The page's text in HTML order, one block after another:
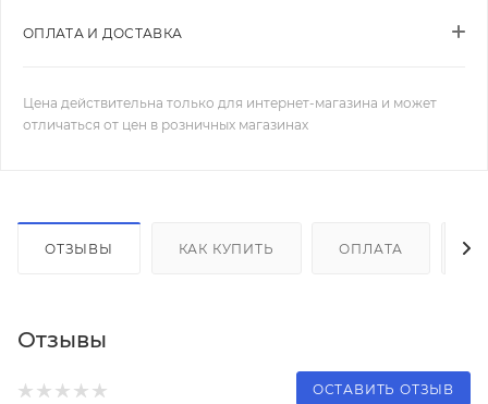
ОПЛАТА И ДОСТАВКА
Цена действительна только для интернет-магазина и может
отличаться от цен в розничных магазинах
ОТЗЫВЫ КАК КУПИТЬ ОПЛАТА
Отзывы
ОСТАВИТЬ ОТЗЫВ